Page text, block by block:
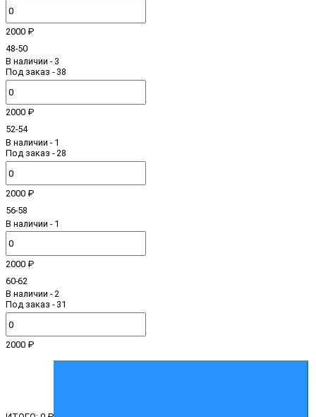
2000 ₽
48-50
В наличии - 3
Под заказ - 38
2000 ₽
52-54
В наличии - 1
Под заказ - 28
2000 ₽
56-58
В наличии - 1
2000 ₽
60-62
В наличии - 2
Под заказ - 31
2000 ₽